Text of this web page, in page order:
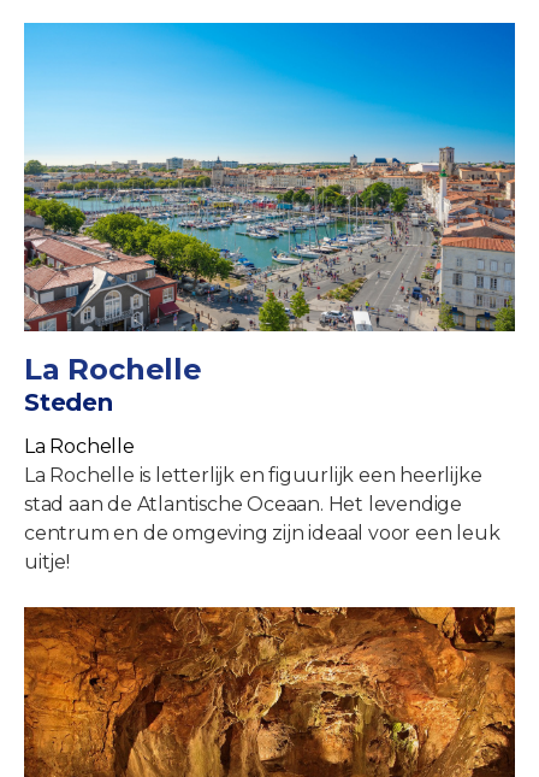
La Rochelle
Steden
La Rochelle
La Rochelle is letterlijk en figuurlijk een heerlijke
stad aan de Atlantische Oceaan. Het levendige
centrum en de omgeving zijn ideaal voor een leuk
uitje!